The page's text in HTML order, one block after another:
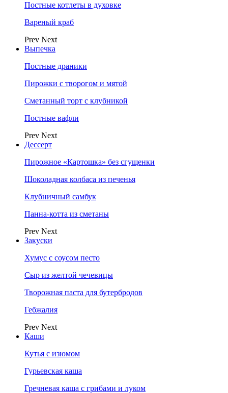
Постные котлеты в духовке
Вареный краб
Prev Next
Выпечка
Постные драники
Пирожки с творогом и мятой
Сметанный торт с клубникой
Постные вафли
Prev Next
Дессерт
Пирожное «Картошка» без сгущенки
Шоколадная колбаса из печенья
Клубничный самбук
Панна-котта из сметаны
Prev Next
Закуски
Хумус с соусом песто
Сыр из желтой чечевицы
Творожная паста для бутербродов
Гебжалия
Prev Next
Каши
Кутья с изюмом
Гурьевская каша
Гречневая каша с грибами и луком